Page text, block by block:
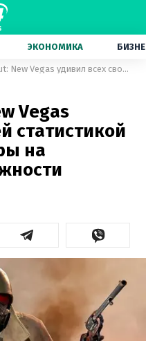
ЭКОНОМИКА
Фанат Fallout: New Vegas удивил всех своей статистикой прохождения игры на высочайшей сложности
Vegas
статистикой
на